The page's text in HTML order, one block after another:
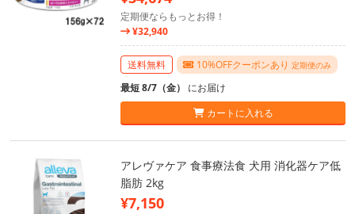
定期便ならもっとお得！
¥32,940
送料無料 10%OFFクーポンあり 定期便のみ
最短 8/7（金） にお届け
カートに入れる
アレヴァケア 食事療法食 犬用 消化器ケア低
脂肪 2kg
¥7,150